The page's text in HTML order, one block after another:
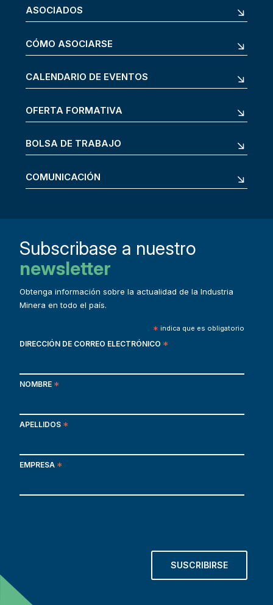
ASOCIADOS
CÓMO ASOCIARSE
CALENDARIO DE EVENTOS
OFERTA FORMATIVA
BOLSA DE TRABAJO
COMUNICACIÓN
Subscribase a nuestro
newsletter
Obtenga información sobre la actualidad de la Industria
Minera en todo el país.
* indica que es obligatorio
DIRECCIÓN DE CORREO ELECTRÓNICO *
NOMBRE *
APELLIDOS *
EMPRESA *